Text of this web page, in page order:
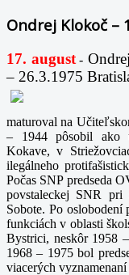
Ondrej Klokoč –
17. august-
– 26.3.1975
maturoval na
– 1944 pôsobil ako
Kokave, v
ilegálneho
Počas SNP predseda
povstaleckej SNR pri
Sobote. Po
funkciách v oblasti
Bystrici, neskôr 1958
1968 – 1975 bol
viacerých